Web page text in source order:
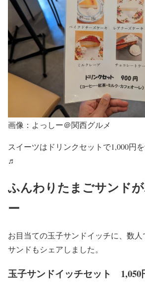
画像：よっしー＠関西グルメ
スイーツはドリンクセットで1,000円
♬
ふんわりたまごサンド
ー
お目当ての玉子サンドイッチに、数
サンドもシェアしました。
玉子サンドイッチセット 1,050